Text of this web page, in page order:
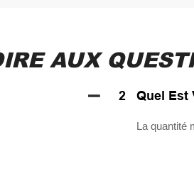
AUX
2 Quel Est
La quantité